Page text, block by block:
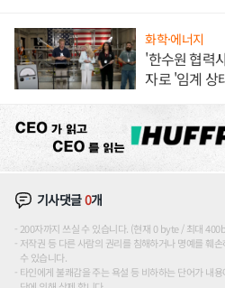
화학·에너지
'한수원 협력
자로 '임계 상
기사댓글0개
200자까지 쓰실 수 있습니다. (현재 0 byte / 최대
저작권 등 다른 사람의 권리를 침해하거나 명예를 훼
수 있습니다.
타인에게 불쾌감을 주는 욕설 등 비하하는 단어가 내